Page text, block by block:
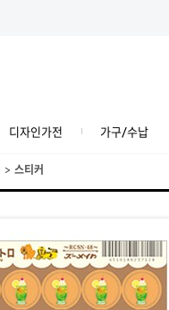
디자인가전 가구/수납
> 스티커